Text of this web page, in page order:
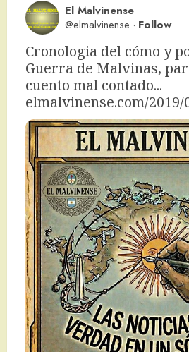
El Malvinense
@elmalvinense · Follow
Cronologia del cómo y
Guerra de Malvinas,
elmalvinense.com/